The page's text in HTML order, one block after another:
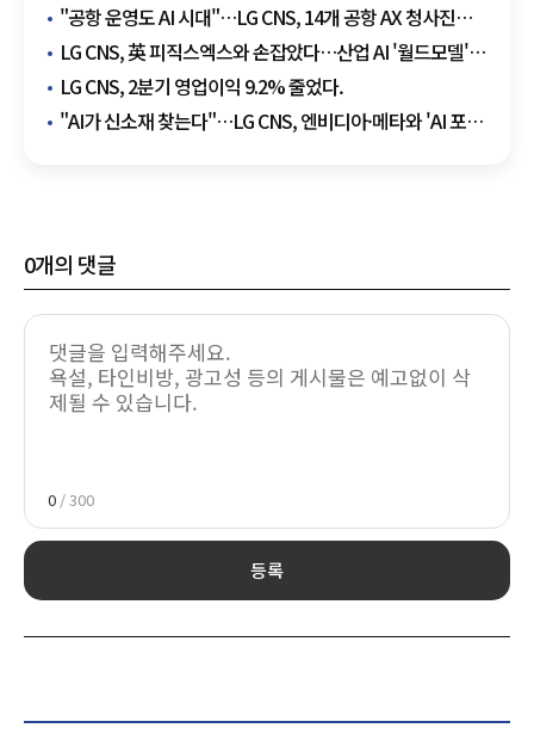
"공항 운영도 AI 시대"…LG CNS, 14개 공항 AX 청사진
만든다
LG CNS, 英 피직스엑스와 손잡았다…산업 AI '월드모델'
만든다
LG CNS, 2분기 영업이익 9.2% 줄었다.
"AI가 신소재 찾는다"…LG CNS, 엔비디아·메타와 'AI 포
0개의 댓글
0 / 300
등록